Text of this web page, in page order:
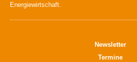
Energiewirtschaft.
Newsletter
Termine